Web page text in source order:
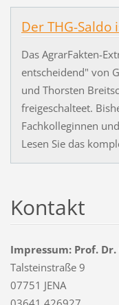
Der THG-
Das AgrarFakten-
entscheidend" von
und Thorsten
freigeschalteet.
Fachkolleginnen
Lesen Sie das
Kontakt
Impressum: Prof.
Talsteinstraße 9
07751 JENA